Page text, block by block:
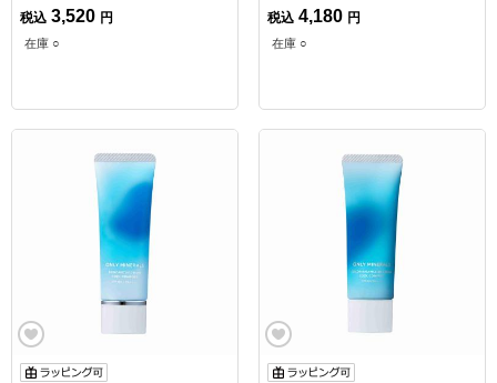
税込 3,520 円
在庫 ○
税込 4,180 円
在庫 ○